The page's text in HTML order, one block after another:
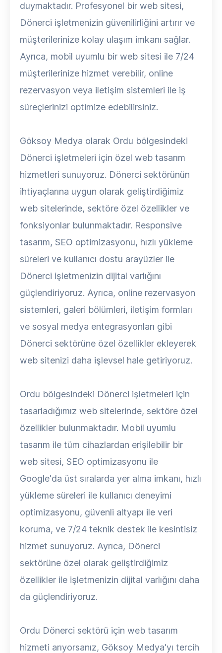
duymaktadır. Profesyonel bir web sitesi,
Dönerci işletmenizin güvenilirliğini artırır ve
müşterilerinize kolay ulaşım imkanı sağlar.
Ayrıca, mobil uyumlu bir web sitesi ile 7/24
müşterilerinize hizmet verebilir, online
rezervasyon veya iletişim sistemleri ile iş
süreçlerinizi optimize edebilirsiniz.
Göksoy Medya olarak Ordu bölgesindeki
Dönerci işletmeleri için özel web tasarım
hizmetleri sunuyoruz. Dönerci sektörünün
ihtiyaçlarına uygun olarak geliştirdiğimiz
web sitelerinde, sektöre özel özellikler ve
fonksiyonlar bulunmaktadır. Responsive
tasarım, SEO optimizasyonu, hızlı yükleme
süreleri ve kullanıcı dostu arayüzler ile
Dönerci işletmenizin dijital varlığını
güçlendiriyoruz. Ayrıca, online rezervasyon
sistemleri, galeri bölümleri, iletişim formları
ve sosyal medya entegrasyonları gibi
Dönerci sektörüne özel özellikler ekleyerek
web sitenizi daha işlevsel hale getiriyoruz.
Ordu bölgesindeki Dönerci işletmeleri için
tasarladığımız web sitelerinde, sektöre özel
özellikler bulunmaktadır. Mobil uyumlu
tasarım ile tüm cihazlardan erişilebilir bir
web sitesi, SEO optimizasyonu ile
Google'da üst sıralarda yer alma imkanı, hızlı
yükleme süreleri ile kullanıcı deneyimi
optimizasyonu, güvenli altyapı ile veri
koruma, ve 7/24 teknik destek ile kesintisiz
hizmet sunuyoruz. Ayrıca, Dönerci
sektörüne özel olarak geliştirdiğimiz
özellikler ile işletmenizin dijital varlığını daha
da güçlendiriyoruz.
Ordu Dönerci sektörü için web tasarım
hizmeti arıyorsanız, Göksoy Medya'yı tercih